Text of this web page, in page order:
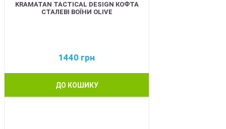
KRAMATAN TACTICAL DESIGN КОФТА
СТАЛЕВІ ВОЇНИ OLIVE
1440 грн
ДО КОШИКУ